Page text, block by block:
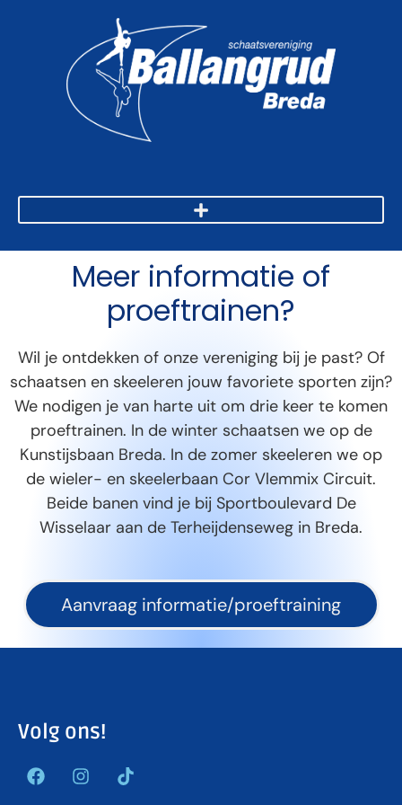
Meer informatie of
proeftrainen?
Wil je ontdekken of onze vereniging bij je past? Of
schaatsen en skeeleren jouw favoriete sporten zijn?
We nodigen je van harte uit om drie keer te komen
proeftrainen. In de winter schaatsen we op de
Kunstijsbaan Breda. In de zomer skeeleren we op
de wieler- en skeelerbaan Cor Vlemmix Circuit.
Beide banen vind je bij Sportboulevard De
Wisselaar aan de Terheijdenseweg in Breda.
Aanvraag informatie/proeftraining
Volg ons!